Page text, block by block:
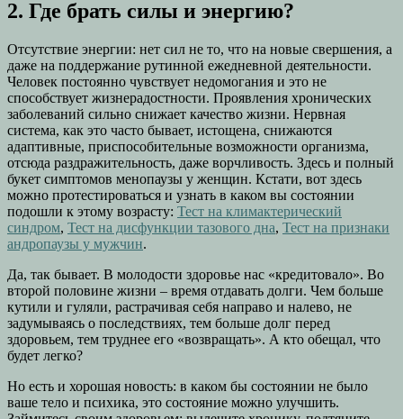
2. Где брать силы и энергию?
Отсутствие энергии: нет сил не то, что на новые свершения, а
даже на поддержание рутинной ежедневной деятельности.
Человек постоянно чувствует недомогания и это не
способствует жизнерадостности. Проявления хронических
заболеваний сильно снижает качество жизни. Нервная
система, как это часто бывает, истощена, снижаются
адаптивные, приспособительные возможности организма,
отсюда раздражительность, даже ворчливость. Здесь и полный
букет симптомов менопаузы у женщин. Кстати, вот здесь
можно протестироваться и узнать в каком вы состоянии
подошли к этому возрасту: Тест на климактерический
синдром, Тест на дисфункции тазового дна, Тест на признаки
андропаузы у мужчин.
Да, так бывает. В молодости здоровье нас «кредитовало». Во
второй половине жизни – время отдавать долги. Чем больше
кутили и гуляли, растрачивая себя направо и налево, не
задумываясь о последствиях, тем больше долг перед
здоровьем, тем труднее его «возвращать». А кто обещал, что
будет легко?
Но есть и хорошая новость: в каком бы состоянии не было
ваше тело и психика, это состояние можно улучшить.